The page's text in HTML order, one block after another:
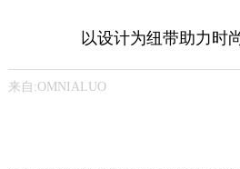
以设计为纽带助力时
来自:OMNIALUO